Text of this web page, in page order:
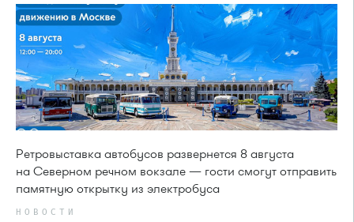
Ретровыставка автобусов развернется 8 августа
на Северном речном вокзале — гости смогут отправить
памятную открытку из электробуса
НОВОСТИ